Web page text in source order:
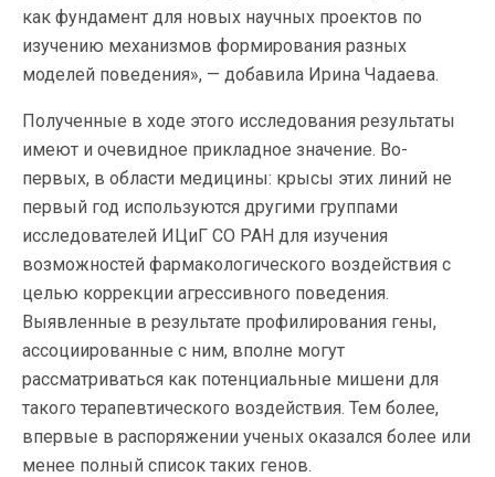
как фундамент для новых научных проектов по
изучению механизмов формирования разных
моделей поведения», — добавила Ирина Чадаева.
Полученные в ходе этого исследования результаты
имеют и очевидное прикладное значение. Во-
первых, в области медицины: крысы этих линий не
первый год используются другими группами
исследователей ИЦиГ СО РАН для изучения
возможностей фармакологического воздействия с
целью коррекции агрессивного поведения.
Выявленные в результате профилирования гены,
ассоциированные с ним, вполне могут
рассматриваться как потенциальные мишени для
такого терапевтического воздействия. Тем более,
впервые в распоряжении ученых оказался более или
менее полный список таких генов.